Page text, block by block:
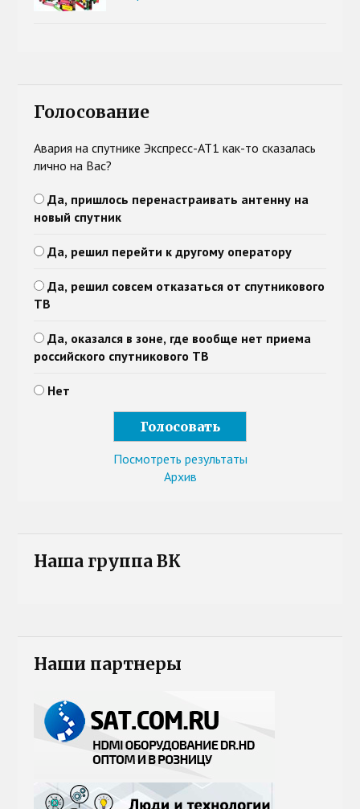
Голосование
Авария на спутнике Экспресс-АТ1 как-то сказалась
лично на Вас?
Да, пришлось перенастраивать антенну на
новый спутник
Да, решил перейти к другому оператору
Да, решил совсем отказаться от спутникового
ТВ
Да, оказался в зоне, где вообще нет приема
российского спутникового ТВ
Нет
Посмотреть результаты
Архив
Наша группа ВК
Наши партнеры